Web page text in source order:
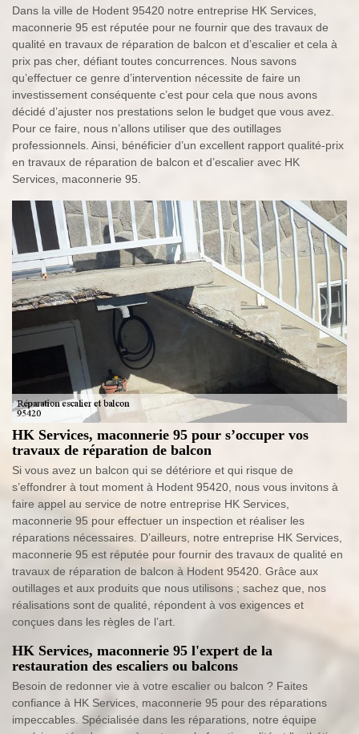
Dans la ville de Hodent 95420 notre entreprise HK Services,
maconnerie 95 est réputée pour ne fournir que des travaux de
qualité en travaux de réparation de balcon et d’escalier et cela à
prix pas cher, défiant toutes concurrences. Nous savons
qu’effectuer ce genre d’intervention nécessite de faire un
investissement conséquente c’est pour cela que nous avons
décidé d’ajuster nos prestations selon le budget que vous avez.
Pour ce faire, nous n’allons utiliser que des outillages
professionnels. Ainsi, bénéficier d’un excellent rapport qualité-prix
en travaux de réparation de balcon et d’escalier avec HK
Services, maconnerie 95.
HK Services, maconnerie 95 pour s’occuper vos
travaux de réparation de balcon
Si vous avez un balcon qui se détériore et qui risque de
s’effondrer à tout moment à Hodent 95420, nous vous invitons à
faire appel au service de notre entreprise HK Services,
maconnerie 95 pour effectuer un inspection et réaliser les
réparations nécessaires. D’ailleurs, notre entreprise HK Services,
maconnerie 95 est réputée pour fournir des travaux de qualité en
travaux de réparation de balcon à Hodent 95420. Grâce aux
outillages et aux produits que nous utilisons ; sachez que, nos
réalisations sont de qualité, répondent à vos exigences et
conçues dans les règles de l’art.
HK Services, maconnerie 95 l'expert de la
restauration des escaliers ou balcons
Besoin de redonner vie à votre escalier ou balcon ? Faites
confiance à HK Services, maconnerie 95 pour des réparations
impeccables. Spécialisée dans les réparations, notre équipe